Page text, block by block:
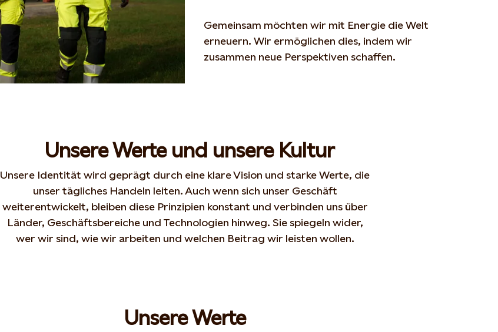
Gemeinsam möchten wir mit Energie die Welt
erneuern. Wir ermöglichen dies, indem wir
zusammen neue Perspektiven schaffen.
Unsere Werte und unsere Kultur
Unsere Identität wird geprägt durch eine klare Vision und starke Werte, die
unser tägliches Handeln leiten.Auch wenn sich unser Geschäft
weiterentwickelt, bleiben diese Prinzipien konstant und verbinden uns über
Länder, Geschäftsbereiche und Technologien hinweg. Sie spiegeln wider,
wer wir sind, wie wir arbeiten und welchen Beitrag wir leisten wollen.
Unsere Werte